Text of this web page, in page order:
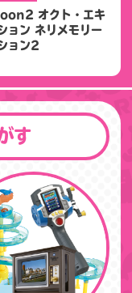
オクト・エキ
ョン ネリメモリー
ョン2
す